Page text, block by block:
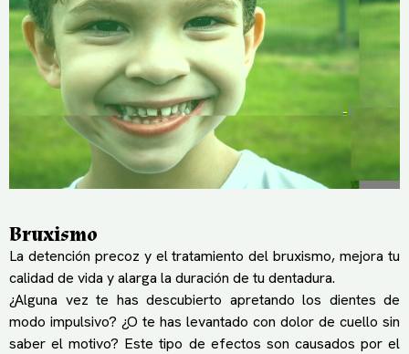
Bruxismo
La detención precoz y el tratamiento del bruxismo, mejora tu
calidad de vida y alarga la duración de tu dentadura.
¿Alguna vez te has descubierto apretando los dientes de
modo impulsivo? ¿O te has levantado con dolor de cuello sin
saber el motivo? Este tipo de efectos son causados por el